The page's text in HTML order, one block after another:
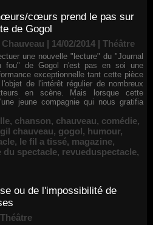
cœurs prend le pas sur
de Gogol
| 14/02/2014 | Théâtre
une nouvelle "lecture" du "Journal
fou" de Gogol n'est pas en soi une
exceptionnelle tant cette pièce
de l'intérêt régulier de nombreux
en scène. Mais lorsque cette
jeune compagnie qui nous gratifia
, chanson, chauveau, comédie,
gil chauveau, gogol, humour,
, le fil a tissé, magazine,
du spectacle, revueduspectacle,
ou de l'impossibilité de
Théâtre